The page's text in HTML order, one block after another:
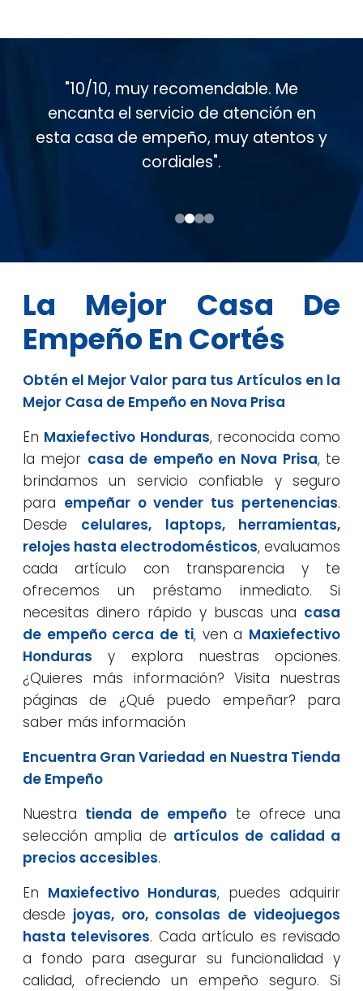
"Muy buen servicio al cliente en esta
casa de empeño, muy atentos
conmigo. Soy cliente desde hace casi
15 años".
La Mejor Casa De
Empeño En Cortés
Obtén el Mejor Valor para tus Artículos en la
Mejor Casa de Empeño en Nova Prisa
En Maxiefectivo Honduras, reconocida como
la mejor casa de empeño en Nova Prisa, te
brindamos un servicio confiable y seguro
para empeñar o vender tus pertenencias.
Desde celulares, laptops, herramientas,
relojes hasta electrodomésticos, evaluamos
cada artículo con transparencia y te
ofrecemos un préstamo inmediato. Si
necesitas dinero rápido y buscas una casa
de empeño cerca de ti, ven a Maxiefectivo
Honduras y explora nuestras opciones.
¿Quieres más información? Visita nuestras
páginas de ¿Qué puedo empeñar? para
saber más información
Encuentra Gran Variedad en Nuestra Tienda
de Empeño
Nuestra tienda de empeño te ofrece una
selección amplia de artículos de calidad a
precios accesibles.
En Maxiefectivo Honduras, puedes adquirir
desde joyas, oro, consolas de videojuegos
hasta televisores. Cada artículo es revisado
a fondo para asegurar su funcionalidad y
calidad, ofreciendo un empeño seguro. Si